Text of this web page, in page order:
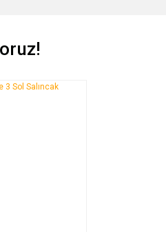
ürün açıklamalarında ve diğer
ederiz.
veya görüntülenemiyor.